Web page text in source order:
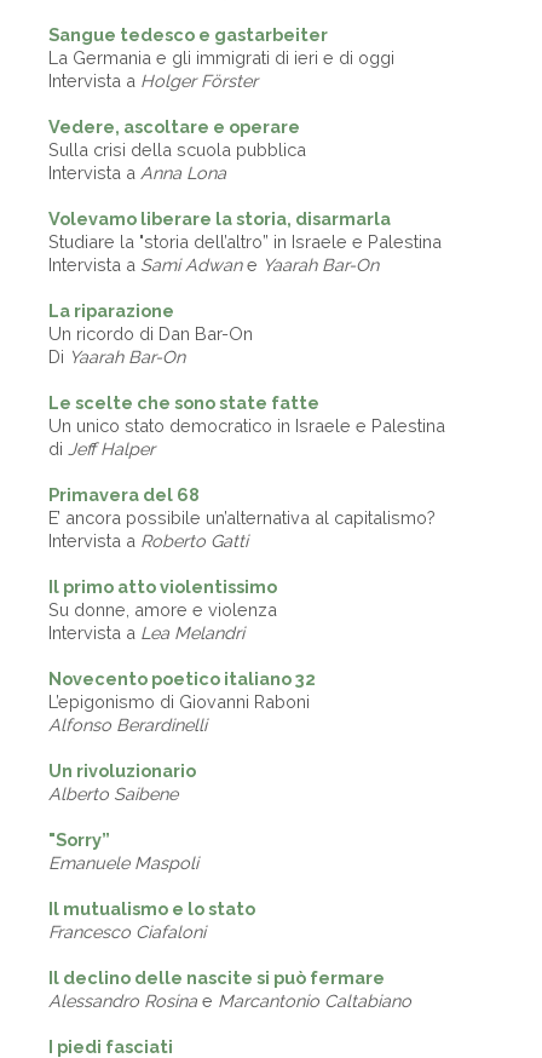
Sangue tedesco e gastarbeiter
La Germania e gli immigrati di ieri e di oggi
Intervista a Holger Förster
Vedere, ascoltare e operare
Sulla crisi della scuola pubblica
Intervista a Anna Lona
Volevamo liberare la storia, disarmarla
Studiare la "storia dell’altro” in Israele e Palestina
Intervista a Sami Adwane Yaarah Bar-On
La riparazione
Un ricordo di Dan Bar-On
Di Yaarah Bar-On
Le scelte che sono state fatte
Un unico stato democratico in Israele e Palestina
di Jeff Halper
Primavera del 68
E’ ancora possibile un’alternativa al capitalismo?
Intervista a Roberto Gatti
Il primo atto violentissimo
Su donne, amore e violenza
Intervista a Lea Melandri
Novecento poetico italiano 32
L’epigonismo di Giovanni Raboni
Alfonso Berardinelli
Un rivoluzionario
Alberto Saibene
"Sorry”
Emanuele Maspoli
Il mutualismo e lo stato
Francesco Ciafaloni
Il declino delle nascite si può fermare
Alessandro Rosina e Marcantonio Caltabiano
I piedi fasciati